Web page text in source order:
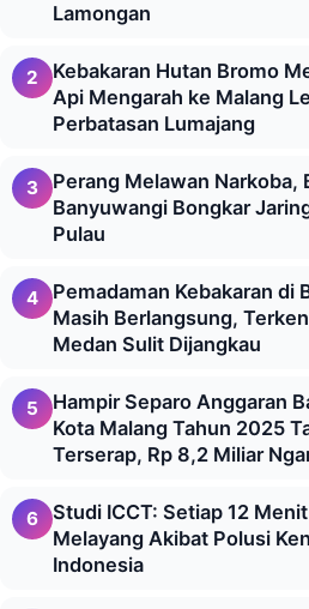
Lamongan
2
Kebakaran Hutan Bromo
Api Mengarah ke Malang
Perbatasan Lumajang
3
Perang Melawan Narkoba,
Banyuwangi Bongkar
Pulau
4
Pemadaman Kebakaran di
Masih Berlangsung,
Medan Sulit Dijangkau
5
Hampir Separo Anggaran
Kota Malang Tahun 2025
Terserap, Rp 8,2 Miliar
6
Studi ICCT: Setiap 12
Melayang Akibat Polusi
Indonesia